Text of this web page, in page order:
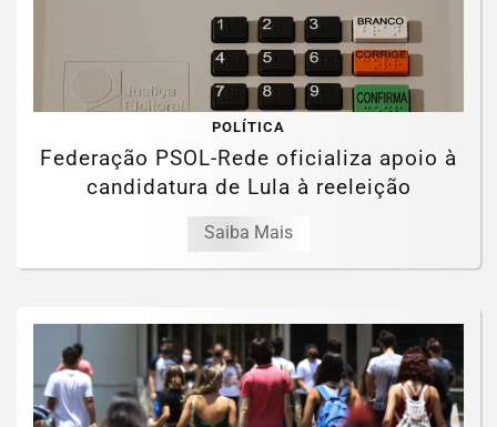
POLÍTICA
Federação PSOL-Rede oficializa apoio à
candidatura de Lula à reeleição
Saiba Mais